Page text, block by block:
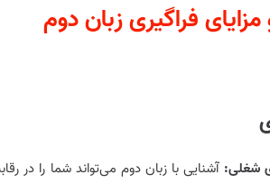
فراگیری زبان دوم
شغلی: آشنایی با زبان دوم می‌تواند شما را در